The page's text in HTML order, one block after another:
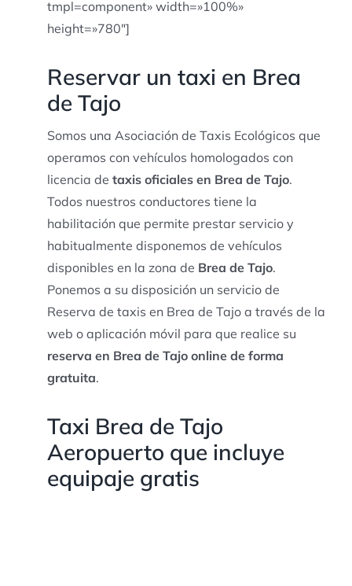
tmpl=component» width=»100%»
height=»780″]
Reservar un taxi en Brea
de Tajo
Somos una Asociación de Taxis Ecológicos que
operamos con vehículos homologados con
licencia de taxis oficiales en Brea de Tajo.
Todos nuestros conductores tiene la
habilitación que permite prestar servicio y
habitualmente disponemos de vehículos
disponibles en la zona de Brea de Tajo.
Ponemos a su disposición un servicio de
Reserva de taxis en Brea de Tajo a través de la
web o aplicación móvil para que realice su
reserva en Brea de Tajo online de forma
gratuita.
Taxi Brea de Tajo
Aeropuerto que incluye
equipaje gratis